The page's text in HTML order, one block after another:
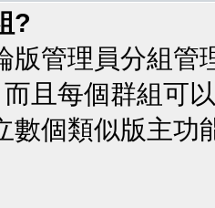
?
版管理員分組管
且每個群組可
數個類似版主功